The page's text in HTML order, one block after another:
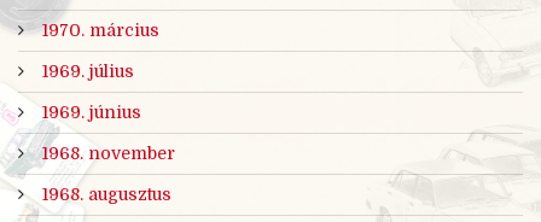
1970. március
1969. július
1969. június
1968. november
1968. augusztus